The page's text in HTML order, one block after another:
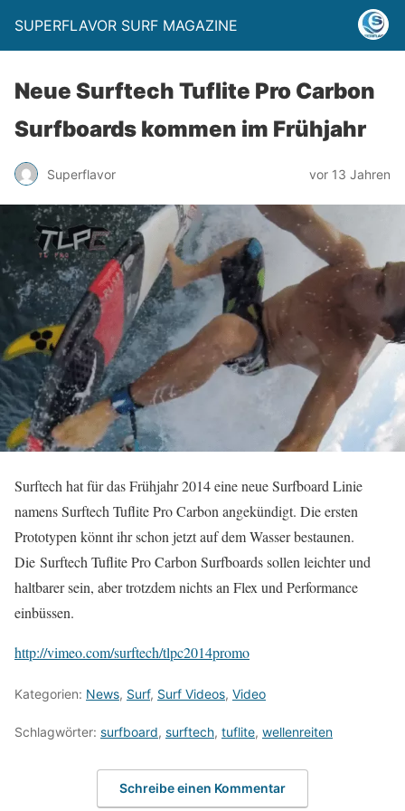
SUPERFLAVOR SURF MAGAZINE
Neue Surftech Tuflite Pro Carbon
Surfboards kommen im Frühjahr
Superflavor vor 13 Jahren
Surftech hat für das Frühjahr 2014 eine neue Surfboard Linie
namens Surftech Tuflite Pro Carbon angekündigt. Die ersten
Prototypen könnt ihr schon jetzt auf dem Wasser bestaunen.
Die Surftech Tuflite Pro Carbon Surfboards sollen leichter und
haltbarer sein, aber trotzdem nichts an Flex und Performance
einbüssen.
http://vimeo.com/surftech/tlpc2014promo
Kategorien: News, Surf, Surf Videos, Video
Schlagwörter: surfboard, surftech, tuflite, wellenreiten
Schreibe einen Kommentar